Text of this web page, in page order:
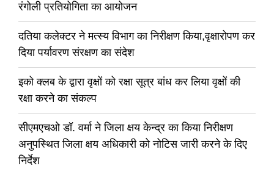
रंगोली प्रतियोगिता का आयोजन
दतिया कलेक्टर ने मत्स्य विभाग का निरीक्षण किया,वृक्षारोपण कर
दिया पर्यावरण संरक्षण का संदेश
इको क्लब के द्वारा वृक्षों को रक्षा सूत्र बांध कर लिया वृक्षों की
रक्षा करने का संकल्प
सीएमएचओ डॉ. वर्मा ने जिला क्षय केन्द्र का किया निरीक्षण
अनुपस्थित जिला क्षय अधिकारी को नोटिस जारी करने के दिए
निर्देश